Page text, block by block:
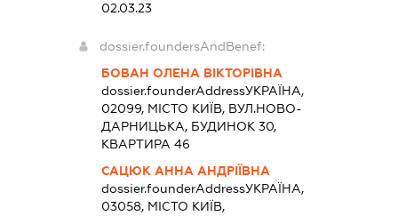
02.03.23
dossier.foundersAndBenef:
БОВАН ОЛЕНА ВІКТОРІВНА
dossier.founderAddressУКРАЇНА,
02099, МІСТО КИЇВ, ВУЛ.НОВО-
ДАРНИЦЬКА, БУДИНОК 30,
КВАРТИРА 46
САЦЮК АННА АНДРІЇВНА
dossier.founderAddressУКРАЇНА,
03058, МІСТО КИЇВ,